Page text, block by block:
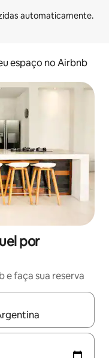
espaço no Airbnb
por
e faça sua reserva
explore-os